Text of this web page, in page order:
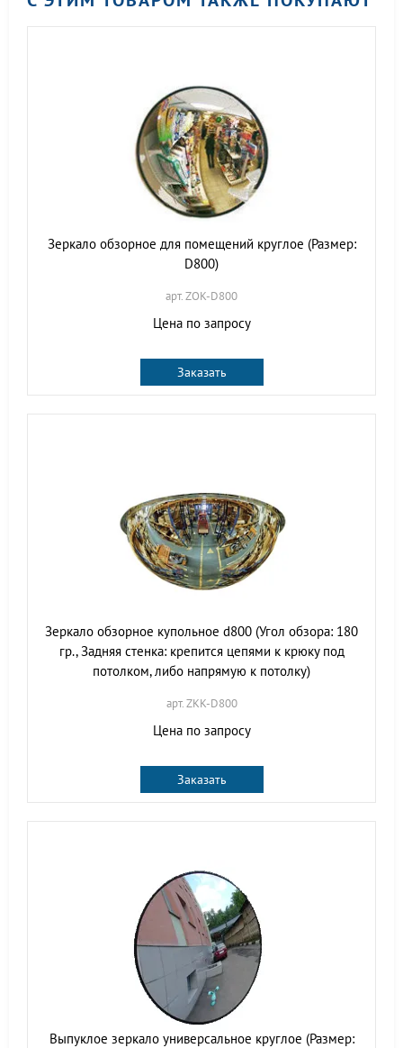
Зеркало обзорное для помещений круглое (Размер:
D800)
арт. ZOK-D800
Цена по запросу
Заказать
Зеркало обзорное купольное d800 (Угол обзора: 180
гр., Задняя стенка: крепится цепями к крюку под
потолком, либо напрямую к потолку)
арт. ZKK-D800
Цена по запросу
Заказать
Выпуклое зеркало универсальное круглое (Размер: